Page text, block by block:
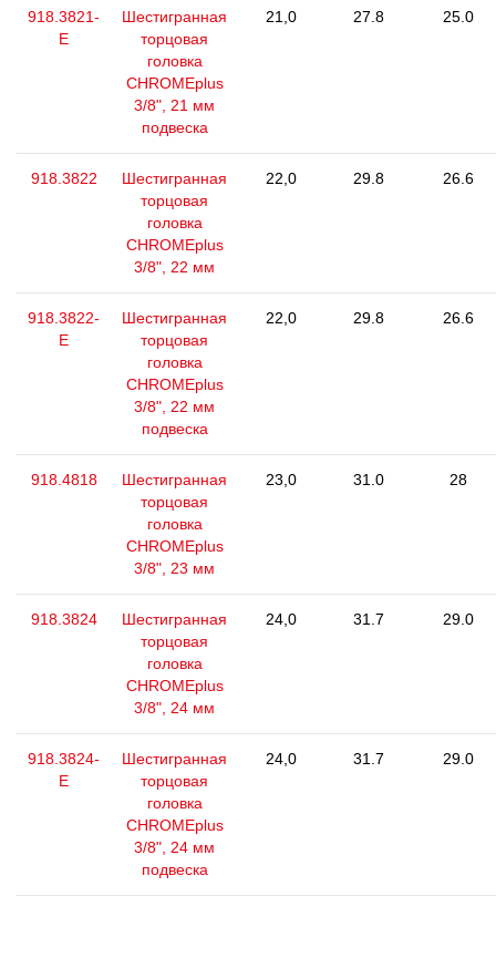
918.3821-
E
Шестигранная
торцовая
головка
CHROMEplus
3/8", 21 мм
подвеска
21,0 27.8 25.0
918.3822
Шестигранная
торцовая
головка
CHROMEplus
3/8", 22 мм
22,0 29.8 26.6
918.3822-
E
Шестигранная
торцовая
головка
CHROMEplus
3/8", 22 мм
подвеска
22,0 29.8 26.6
918.4818
Шестигранная
торцовая
головка
CHROMEplus
3/8", 23 мм
23,0 31.0 28
918.3824
Шестигранная
торцовая
головка
CHROMEplus
3/8", 24 мм
24,0 31.7 29.0
918.3824-
E
Шестигранная
торцовая
головка
CHROMEplus
3/8", 24 мм
подвеска
24,0 31.7 29.0